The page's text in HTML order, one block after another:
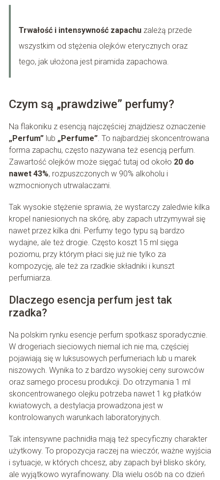
Trwałość i intensywność zapachuzależą przede
wszystkim od stężenia olejków eterycznych oraz
tego, jak ułożona jest piramida zapachowa.
Czym są „prawdziwe” perfumy?
Na flakoniku z esencją najczęściej znajdziesz oznaczenie
„Perfum”lub „Perfume”. To najbardziej skoncentrowana
forma zapachu, często nazywana też esencją perfum.
Zawartość olejków może sięgać tutaj od około 20 do
nawet 43%, rozpuszczonych w 90% alkoholu i
wzmocnionych utrwalaczami.
Tak wysokie stężenie sprawia, że wystarczy zaledwie kilka
kropel naniesionych na skórę, aby zapach utrzymywał się
nawet przez kilka dni. Perfumy tego typu są bardzo
wydajne, ale też drogie. Często koszt 15 ml sięga
poziomu, przy którym płaci się już nie tylko za
kompozycję, ale też za rzadkie składniki i kunszt
perfumiarza.
Dlaczego esencja perfum jest tak
rzadka?
Na polskim rynku esencje perfum spotkasz sporadycznie.
W drogeriach sieciowych niemal ich nie ma, częściej
pojawiają się w luksusowych perfumeriach lub u marek
niszowych. Wynika to z bardzo wysokiej ceny surowców
oraz samego procesu produkcji. Do otrzymania 1 ml
skoncentrowanego olejku potrzeba nawet 1 kg płatków
kwiatowych, a destylacja prowadzona jest w
kontrolowanych warunkach laboratoryjnych.
Tak intensywne pachnidła mają też specyficzny charakter
użytkowy. To propozycja raczej na wieczór, ważne wyjścia
i sytuacje, w których chcesz, aby zapach był blisko skóry,
ale wyjątkowo wyrafinowany. Dla wielu osób na co dzień